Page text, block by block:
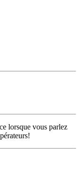
lorsque vous parlez